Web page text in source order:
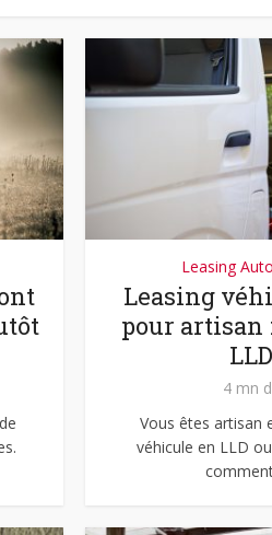
Leasing
Leasing
pour artisan
4 mn
Vous êtes artisan
véhicule en LLD